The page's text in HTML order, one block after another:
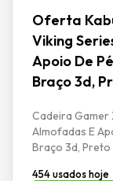
Oferta
Viking
Apoio De
Braço 3d,
Cadeira Gamer
Almofadas E
Braço 3d,
454 usados hoje